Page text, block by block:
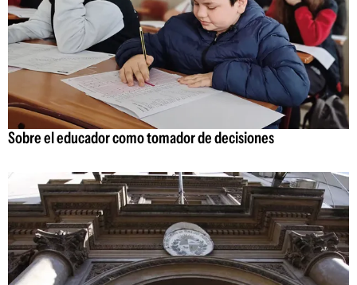
Sobre el educador como tomador de decisiones